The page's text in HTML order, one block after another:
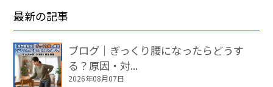
最新の記事
ブログ｜ぎっくり腰になったらどうす
る？原因・対...
2026年08月07日